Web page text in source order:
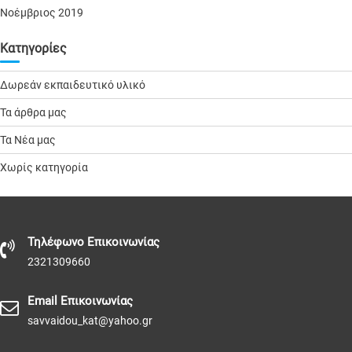
Νοέμβριος 2019
Kατηγορίες
Δωρεάν εκπαιδευτικό υλικό
Τα άρθρα μας
Τα Νέα μας
Χωρίς κατηγορία
Τηλέφωνo Επικοινωνίας
2321309660
Email Επικοινωνίας
savvaidou_kat@yahoo.gr